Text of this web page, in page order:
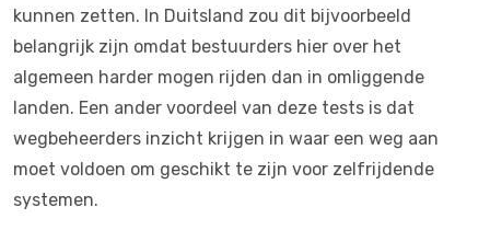
kunnen zetten. In Duitsland zou dit bijvoorbeeld
belangrijk zijn omdat bestuurders hier over het
algemeen harder mogen rijden dan in omliggende
landen. Een ander voordeel van deze tests is dat
wegbeheerders inzicht krijgen in waar een weg aan
moet voldoen om geschikt te zijn voor zelfrijdende
systemen.